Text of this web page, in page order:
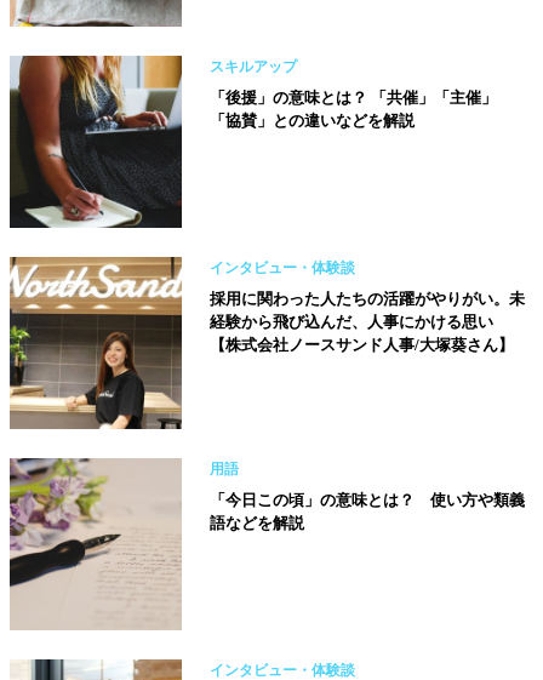
スキルアップ
「後援」の意味とは？ 「共催」「主催」
「協賛」との違いなどを解説
インタビュー・体験談
採用に関わった人たちの活躍がやりがい。未
経験から飛び込んだ、人事にかける思い
【株式会社ノースサンド人事/大塚葵さん】
用語
「今日この頃」の意味とは？ 使い方や類義
語などを解説
インタビュー・体験談